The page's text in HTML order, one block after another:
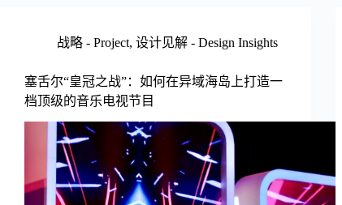
战略 - Project, 设计见解 - Design Insights
塞舌尔“皇冠之战”：如何在异域海岛上打造一
档顶级的音乐电视节目